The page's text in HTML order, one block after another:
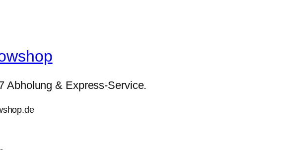
Abholung & Express-Service.